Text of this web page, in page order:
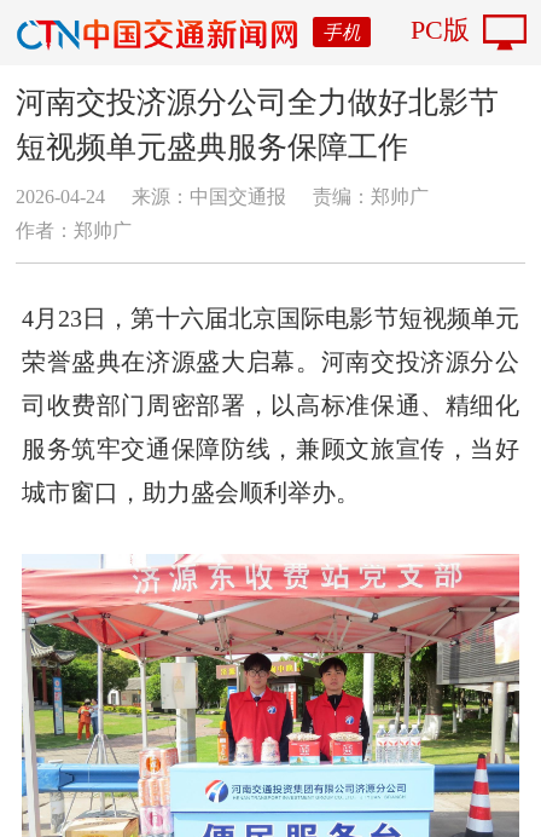
手机 PC版
河南交投济源分公司全力做好北影节
短视频单元盛典服务保障工作
2026-04-24 来源：中国交通报
责编：郑帅广
作者：郑帅广
4月23日，第十六届北京国际电影节短视频单元
荣誉盛典在济源盛大启幕。河南交投济源分公
司收费部门周密部署，以高标准保通、精细化
服务筑牢交通保障防线，兼顾文旅宣传，当好
城市窗口，助力盛会顺利举办。